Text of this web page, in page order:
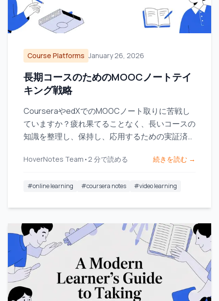
Course Platforms January 26, 2026
長期コースのためのMOOCノートテイ
キング戦略
CourseraやedXでのMOOCノート取りに苦戦し
ていますか？疲れ果てることなく、長いコースの
知識を整理し、保持し、応用するための実証済み
HoverNotes Team • 2 分で読める 続きを読む →
#online learning #coursera notes #video learning